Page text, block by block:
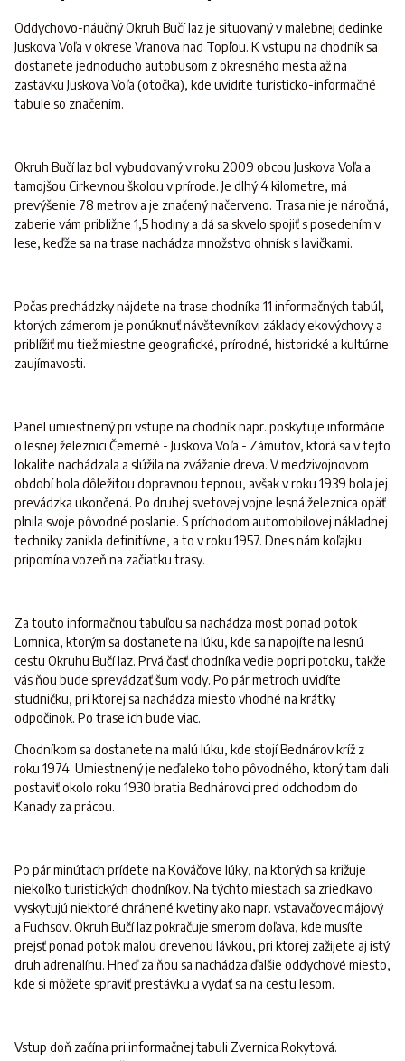
Oddychovo-náučný Okruh Bučí laz je situovaný v malebnej dedinke
Juskova Voľa v okrese Vranova nad Topľou. K vstupu na chodník sa
dostanete jednoducho autobusom z okresného mesta až na
zastávku Juskova Voľa (otočka), kde uvidíte turisticko-informačné
tabule so značením.
Okruh Bučí laz bol vybudovaný v roku 2009 obcou Juskova Voľa a
tamojšou Cirkevnou školou v prírode. Je dlhý 4 kilometre, má
prevýšenie 78 metrov a je značený načerveno. Trasa nie je náročná,
zaberie vám približne 1,5 hodiny a dá sa skvelo spojiť s posedením v
lese, keďže sa na trase nachádza množstvo ohnísk s lavičkami.
Počas prechádzky nájdete na trase chodníka 11 informačných tabúľ,
ktorých zámerom je ponúknuť návštevníkovi základy ekovýchovy a
priblížiť mu tiež miestne geografické, prírodné, historické a kultúrne
zaujímavosti.
Panel umiestnený pri vstupe na chodník napr. poskytuje informácie
o lesnej železnici Čemerné - Juskova Voľa - Zámutov, ktorá sa v tejto
lokalite nachádzala a slúžila na zvážanie dreva. V medzivojnovom
období bola dôležitou dopravnou tepnou, avšak v roku 1939 bola jej
prevádzka ukončená. Po druhej svetovej vojne lesná železnica opäť
plnila svoje pôvodné poslanie. S príchodom automobilovej nákladnej
techniky zanikla definitívne, a to v roku 1957. Dnes nám koľajku
pripomína vozeň na začiatku trasy.
Za touto informačnou tabuľou sa nachádza most ponad potok
Lomnica, ktorým sa dostanete na lúku, kde sa napojíte na lesnú
cestu Okruhu Bučí laz. Prvá časť chodníka vedie popri potoku, takže
vás ňou bude sprevádzať šum vody. Po pár metroch uvidíte
studničku, pri ktorej sa nachádza miesto vhodné na krátky
odpočinok. Po trase ich bude viac.
Chodníkom sa dostanete na malú lúku, kde stojí Bednárov kríž z
roku 1974. Umiestnený je neďaleko toho pôvodného, ktorý tam dali
postaviť okolo roku 1930 bratia Bednárovci pred odchodom do
Kanady za prácou.
Po pár minútach prídete na Kováčove lúky, na ktorých sa križuje
niekoľko turistických chodníkov. Na týchto miestach sa zriedkavo
vyskytujú niektoré chránené kvetiny ako napr. vstavačovec májový
a Fuchsov. Okruh Bučí laz pokračuje smerom doľava, kde musíte
prejsť ponad potok malou drevenou lávkou, pri ktorej zažijete aj istý
druh adrenalínu. Hneď za ňou sa nachádza ďalšie oddychové miesto,
kde si môžete spraviť prestávku a vydať sa na cestu lesom.
Vstup doň začína pri informačnej tabuli Zvernica Rokytová.